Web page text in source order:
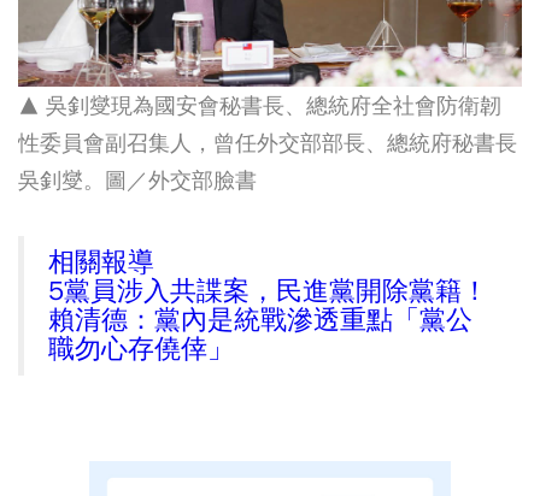
▲ 吳釗燮現為國安會秘書長、總統府全社會防衛韌
性委員會副召集人，曾任外交部部長、總統府秘書長
吳釗燮。圖／外交部臉書
相關報導
5黨員涉入共諜案，民進黨開除黨籍！
賴清德：黨內是統戰滲透重點「黨公
職勿心存僥倖」